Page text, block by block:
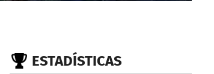
ESTADÍSTICAS